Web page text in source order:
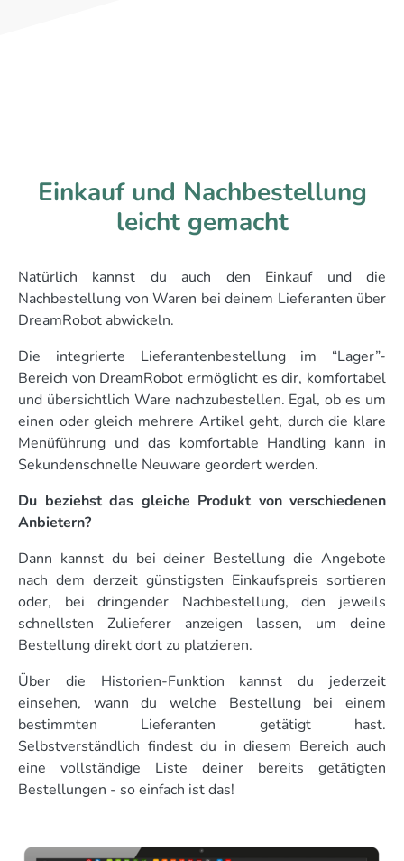
Einkauf und Nachbestellung
leicht gemacht
Natürlich kannst du auch den Einkauf und die
Nachbestellung von Waren bei deinem Lieferanten über
DreamRobot abwickeln.
Die integrierte Lieferantenbestellung im “Lager”-
Bereich von DreamRobot ermöglicht es dir, komfortabel
und übersichtlich Ware nachzubestellen. Egal, ob es um
einen oder gleich mehrere Artikel geht, durch die klare
Menüführung und das komfortable Handling kann in
Sekundenschnelle Neuware geordert werden.
Du beziehst das gleiche Produkt von verschiedenen
Anbietern?
Dann kannst du bei deiner Bestellung die Angebote
nach dem derzeit günstigsten Einkaufspreis sortieren
oder, bei dringender Nachbestellung, den jeweils
schnellsten Zulieferer anzeigen lassen, um deine
Bestellung direkt dort zu platzieren.
Über die Historien-Funktion kannst du jederzeit
einsehen, wann du welche Bestellung bei einem
bestimmten Lieferanten getätigt hast.
Selbstverständlich findest du in diesem Bereich auch
eine vollständige Liste deiner bereits getätigten
Bestellungen - so einfach ist das!